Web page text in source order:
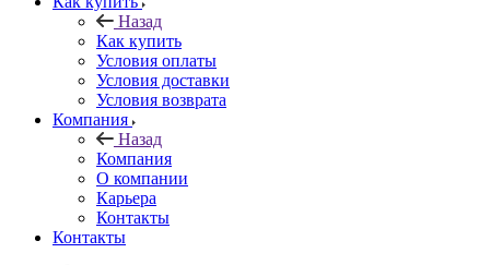
Назад
Как купить
Условия оплаты
Условия доставки
Условия возврата
Компания
Назад
Компания
О компании
Карьера
Контакты
Контакты